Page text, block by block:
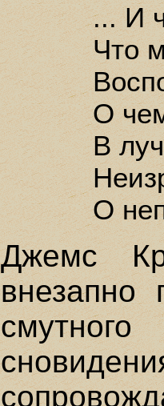
... И
Что
О
В
О
Джемс
внезапно